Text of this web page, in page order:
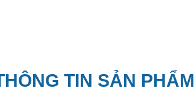
TIN SẢN PHẨM